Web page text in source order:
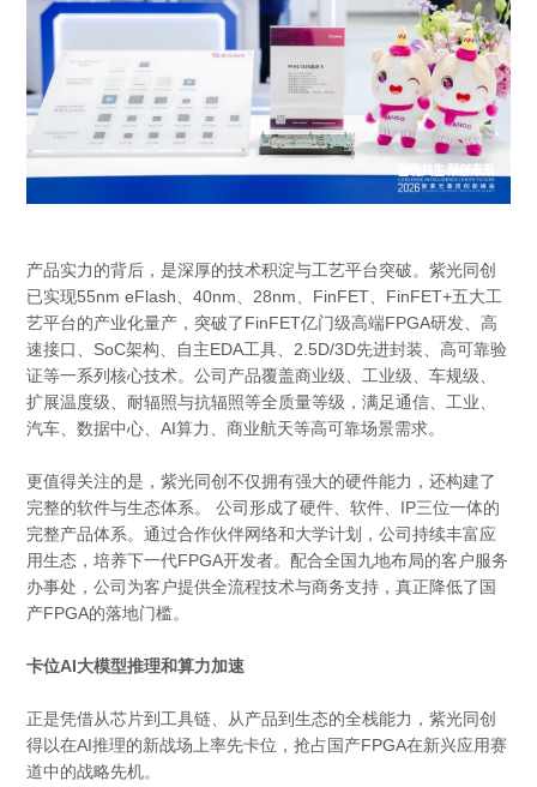
产品实力的背后，是深厚的技术积淀与工艺平台突破。紫光同创
已实现55nm eFlash、40nm、28nm、FinFET、FinFET+五大工
艺平台的产业化量产，突破了FinFET亿门级高端FPGA研发、高
速接口、SoC架构、自主EDA工具、2.5D/3D先进封装、高可靠验
证等一系列核心技术。公司产品覆盖商业级、工业级、车规级、
扩展温度级、耐辐照与抗辐照等全质量等级，满足通信、工业、
汽车、数据中心、AI算力、商业航天等高可靠场景需求。
更值得关注的是，紫光同创不仅拥有强大的硬件能力，还构建了
完整的软件与生态体系。 公司形成了硬件、软件、IP三位一体的
完整产品体系。通过合作伙伴网络和大学计划，公司持续丰富应
用生态，培养下一代FPGA开发者。配合全国九地布局的客户服务
办事处，公司为客户提供全流程技术与商务支持，真正降低了国
产FPGA的落地门槛。
卡位AI大模型推理和算力加速
正是凭借从芯片到工具链、从产品到生态的全栈能力，紫光同创
得以在AI推理的新战场上率先卡位，抢占国产FPGA在新兴应用赛
道中的战略先机。